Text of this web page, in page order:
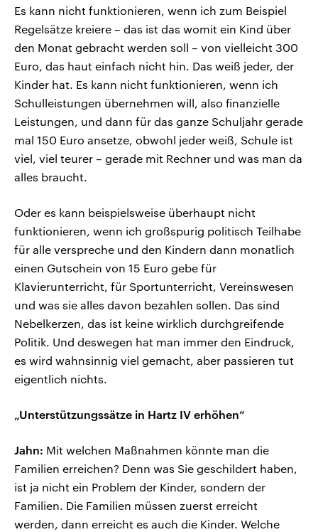
Es kann nicht funktionieren, wenn ich zum Beispiel
Regelsätze kreiere – das ist das womit ein Kind über
den Monat gebracht werden soll – von vielleicht 300
Euro, das haut einfach nicht hin. Das weiß jeder, der
Kinder hat. Es kann nicht funktionieren, wenn ich
Schulleistungen übernehmen will, also finanzielle
Leistungen, und dann für das ganze Schuljahr gerade
mal 150 Euro ansetze, obwohl jeder weiß, Schule ist
viel, viel teurer – gerade mit Rechner und was man da
alles braucht.
Oder es kann beispielsweise überhaupt nicht
funktionieren, wenn ich großspurig politisch Teilhabe
für alle verspreche und den Kindern dann monatlich
einen Gutschein von 15 Euro gebe für
Klavierunterricht, für Sportunterricht, Vereinswesen
und was sie alles davon bezahlen sollen. Das sind
Nebelkerzen, das ist keine wirklich durchgreifende
Politik. Und deswegen hat man immer den Eindruck,
es wird wahnsinnig viel gemacht, aber passieren tut
eigentlich nichts.
„Unterstützungssätze in Hartz IV erhöhen“
Jahn: Mit welchen Maßnahmen könnte man die
Familien erreichen? Denn was Sie geschildert haben,
ist ja nicht ein Problem der Kinder, sondern der
Familien. Die Familien müssen zuerst erreicht
werden, dann erreicht es auch die Kinder. Welche